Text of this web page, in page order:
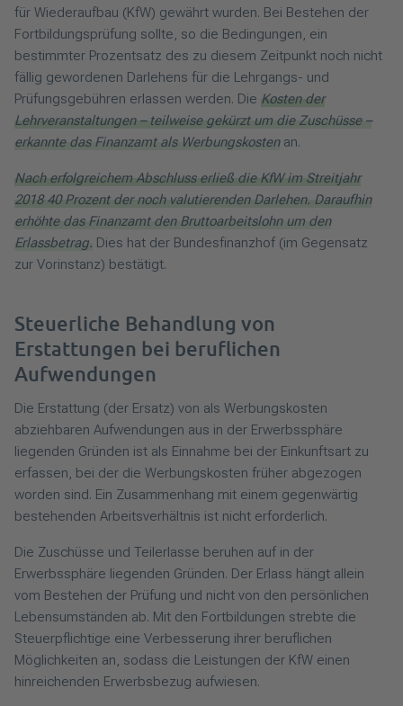
für Wiederaufbau (KfW) gewährt wurden. Bei Bestehen der
Fortbildungsprüfung sollte, so die Bedingungen, ein
bestimmter Prozentsatz des zu diesem Zeitpunkt noch nicht
fällig gewordenen Darlehens für die Lehrgangs- und
Prüfungsgebühren erlassen werden. Die Kosten der
Lehrveranstaltungen – teilweise gekürzt um die Zuschüsse –
erkannte das Finanzamt als Werbungskostenan.
Nach erfolgreichem Abschluss erließ die KfW im Streitjahr
2018 40 Prozent der noch valutierenden Darlehen. Daraufhin
erhöhte das Finanzamt den Bruttoarbeitslohn um den
Erlassbetrag. Dies hat der Bundesfinanzhof (im Gegensatz
zur Vorinstanz) bestätigt.
Steuerliche Behandlung von
Erstattungen bei beruflichen
Aufwendungen
Die Erstattung (der Ersatz) von als Werbungskosten
abziehbaren Aufwendungen aus in der Erwerbssphäre
liegenden Gründen ist als Einnahme bei der Einkunftsart zu
erfassen, bei der die Werbungskosten früher abgezogen
worden sind. Ein Zusammenhang mit einem gegenwärtig
bestehenden Arbeitsverhältnis ist nicht erforderlich.
Die Zuschüsse und Teilerlasse beruhen auf in der
Erwerbssphäre liegenden Gründen. Der Erlass hängt allein
vom Bestehen der Prüfung und nicht von den persönlichen
Lebensumständen ab. Mit den Fortbildungen strebte die
Steuerpflichtige eine Verbesserung ihrer beruflichen
Möglichkeiten an, sodass die Leistungen der KfW einen
hinreichenden Erwerbsbezug aufwiesen.